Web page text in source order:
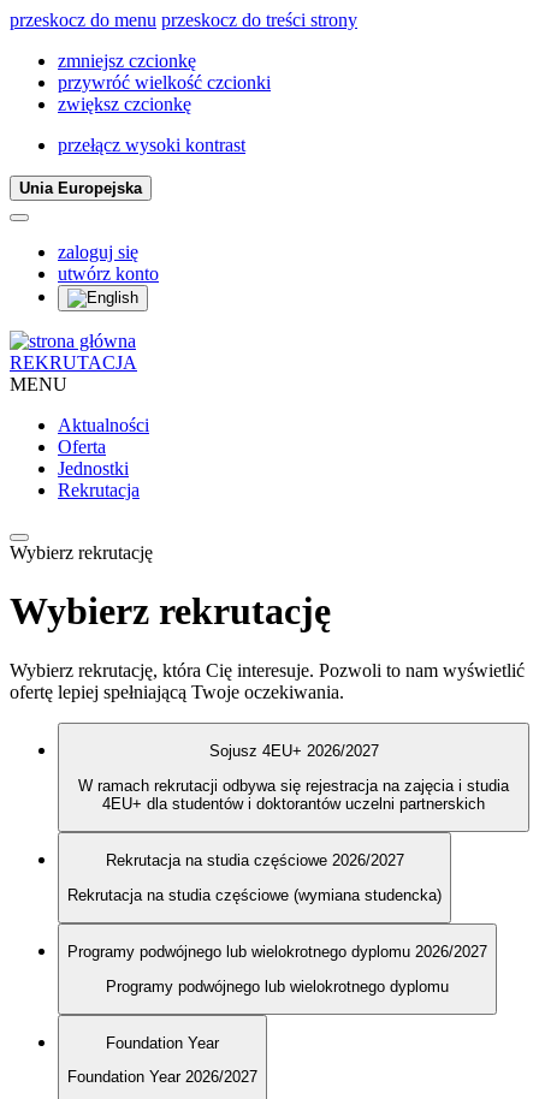
przeskocz do menu przeskocz do treści strony
zmniejsz czcionkę
przywróć wielkość czcionki
zwiększ czcionkę
przełącz wysoki kontrast
Unia Europejska
zaloguj się
utwórz konto
REKRUTACJA
MENU
Aktualności
Oferta
Jednostki
Rekrutacja
Wybierz rekrutację
Wybierz rekrutację
Wybierz rekrutację, która Cię interesuje. Pozwoli to nam wyświetlić
ofertę lepiej spełniającą Twoje oczekiwania.
Sojusz 4EU+ 2026/2027
W ramach rekrutacji odbywa się rejestracja na zajęcia i studia
4EU+ dla studentów i doktorantów uczelni partnerskich
Rekrutacja na studia częściowe 2026/2027
Rekrutacja na studia częściowe (wymiana studencka)
Programy podwójnego lub wielokrotnego dyplomu 2026/2027
Programy podwójnego lub wielokrotnego dyplomu
Foundation Year
Foundation Year 2026/2027